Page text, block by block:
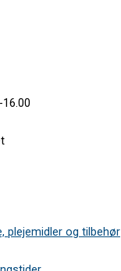
plejemidler og tilbehør